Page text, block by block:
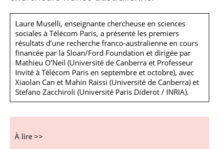
Mastère Spécialisé
Laure Muselli, enseignante chercheuse en sciences
sociales à Télécom Paris, a présenté les premiers
résultats d’une recherche franco-australienne en cours
financée par la Sloan/Ford Foundation et dirigée par
Mathieu O’Neil (Université de Canberra et Professeur
Invité à Télécom Paris en septembre et octobre), avec
Xiaolan Can et Mahin Raissi (Université de Canberra) et
Stefano Zacchiroli (Université Paris Diderot / INRIA).
À lire >>